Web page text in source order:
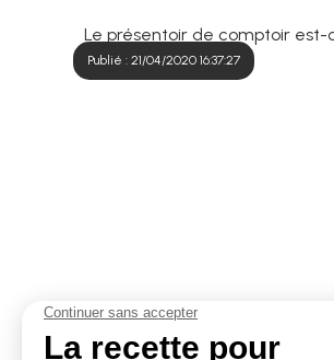
Le présentoir de comptoir est-
bon choix ?
Publié : 21/04/2020 16:37:27